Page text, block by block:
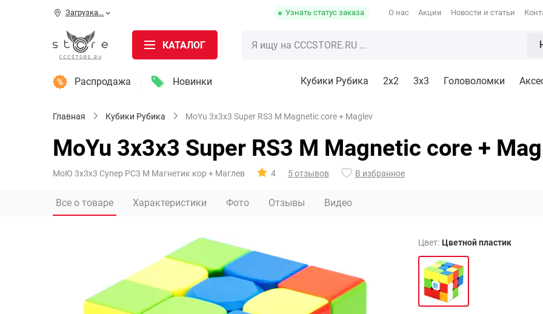
Загрузка... Узнать статус заказа О нас Акции Новости и статьи
КАТАЛОГ
Распродажа Новинки Кубики Рубика 2x2 3х3 Головоломки
Главная Кубики Рубика MoYu 3x3x3 Super RS3 M Magnetic core + Maglev
MoYu 3x3x3 Super RS3 M Magnetic core +
МоЮ 3х3х3 Супер РС3 М Магнетик кор + Маглев 4 5 отзывов В избранное
Все о товаре Характеристики Фото Отзывы Видео
Цвет: Цветной пластик